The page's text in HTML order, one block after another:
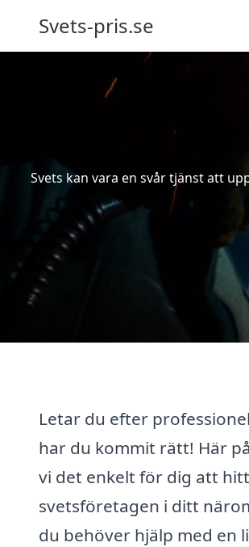
Svets-pris.se
Svets kan vara en svår tjänst att
Letar du efter
har du kommit rätt! Här
vi det enkelt för dig att
svetsföretagen i ditt
du behöver hjälp med en